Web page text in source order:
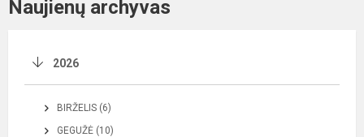
Naujienų archyvas
2026
BIRŽELIS (6)
GEGUŽĖ (10)